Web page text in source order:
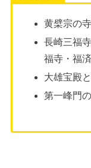
黄檗宗の
長崎三福
福寺・福済
大雄宝殿
第一峰門